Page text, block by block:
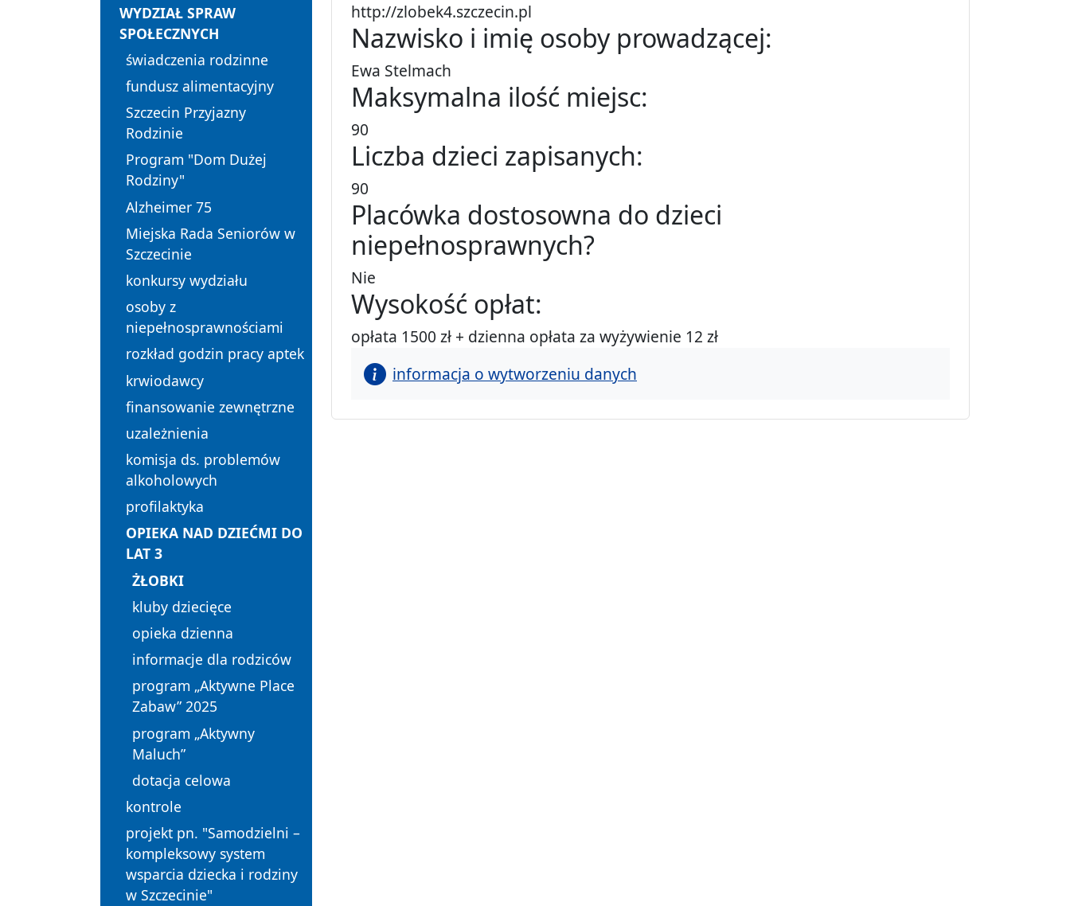
WYDZIAŁ SPRAW
SPOŁECZNYCH
świadczenia rodzinne
fundusz alimentacyjny
Szczecin Przyjazny
Rodzinie
Program "Dom Dużej
Rodziny"
Alzheimer 75
Miejska Rada Seniorów w
Szczecinie
konkursy wydziału
osoby z
niepełnosprawnościami
rozkład godzin pracy aptek
krwiodawcy
finansowanie zewnętrzne
uzależnienia
komisja ds. problemów
alkoholowych
profilaktyka
OPIEKA NAD DZIEĆMI DO
LAT 3
ŻŁOBKI
kluby dziecięce
opieka dzienna
informacje dla rodziców
program „Aktywne Place
Zabaw” 2025
program „Aktywny
Maluch”
dotacja celowa
kontrole
projekt pn. "Samodzielni –
kompleksowy system
wsparcia dziecka i rodziny
w Szczecinie"
http://zlobek4.szczecin.pl
Nazwisko i imię osoby prowadzącej:
Ewa Stelmach
Maksymalna ilość miejsc:
90
Liczba dzieci zapisanych:
90
Placówka dostosowna do dzieci
niepełnosprawnych?
Nie
Wysokość opłat:
opłata 1500 zł + dzienna opłata za wyżywienie 12 zł
informacja o wytworzeniu danych